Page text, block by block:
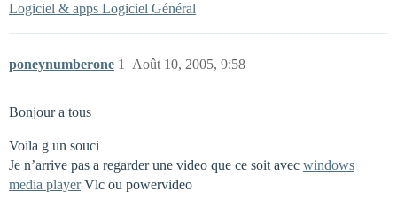
Logiciel & apps Logiciel Général
poneynumberone Août 10, 2005, 9:58
1
Bonjour a tous
Voila g un souci
Je n’arrive pas a regarder une video que ce soit avec windows
media playerVlc ou powervideo